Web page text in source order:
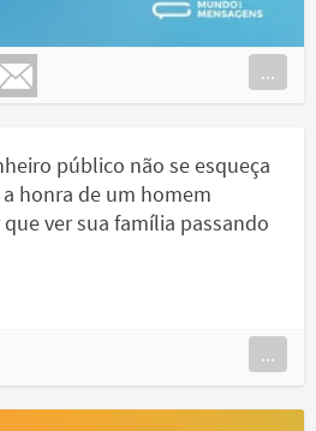
...
público não se esqueça
honra de um homem
ver sua família passando
...